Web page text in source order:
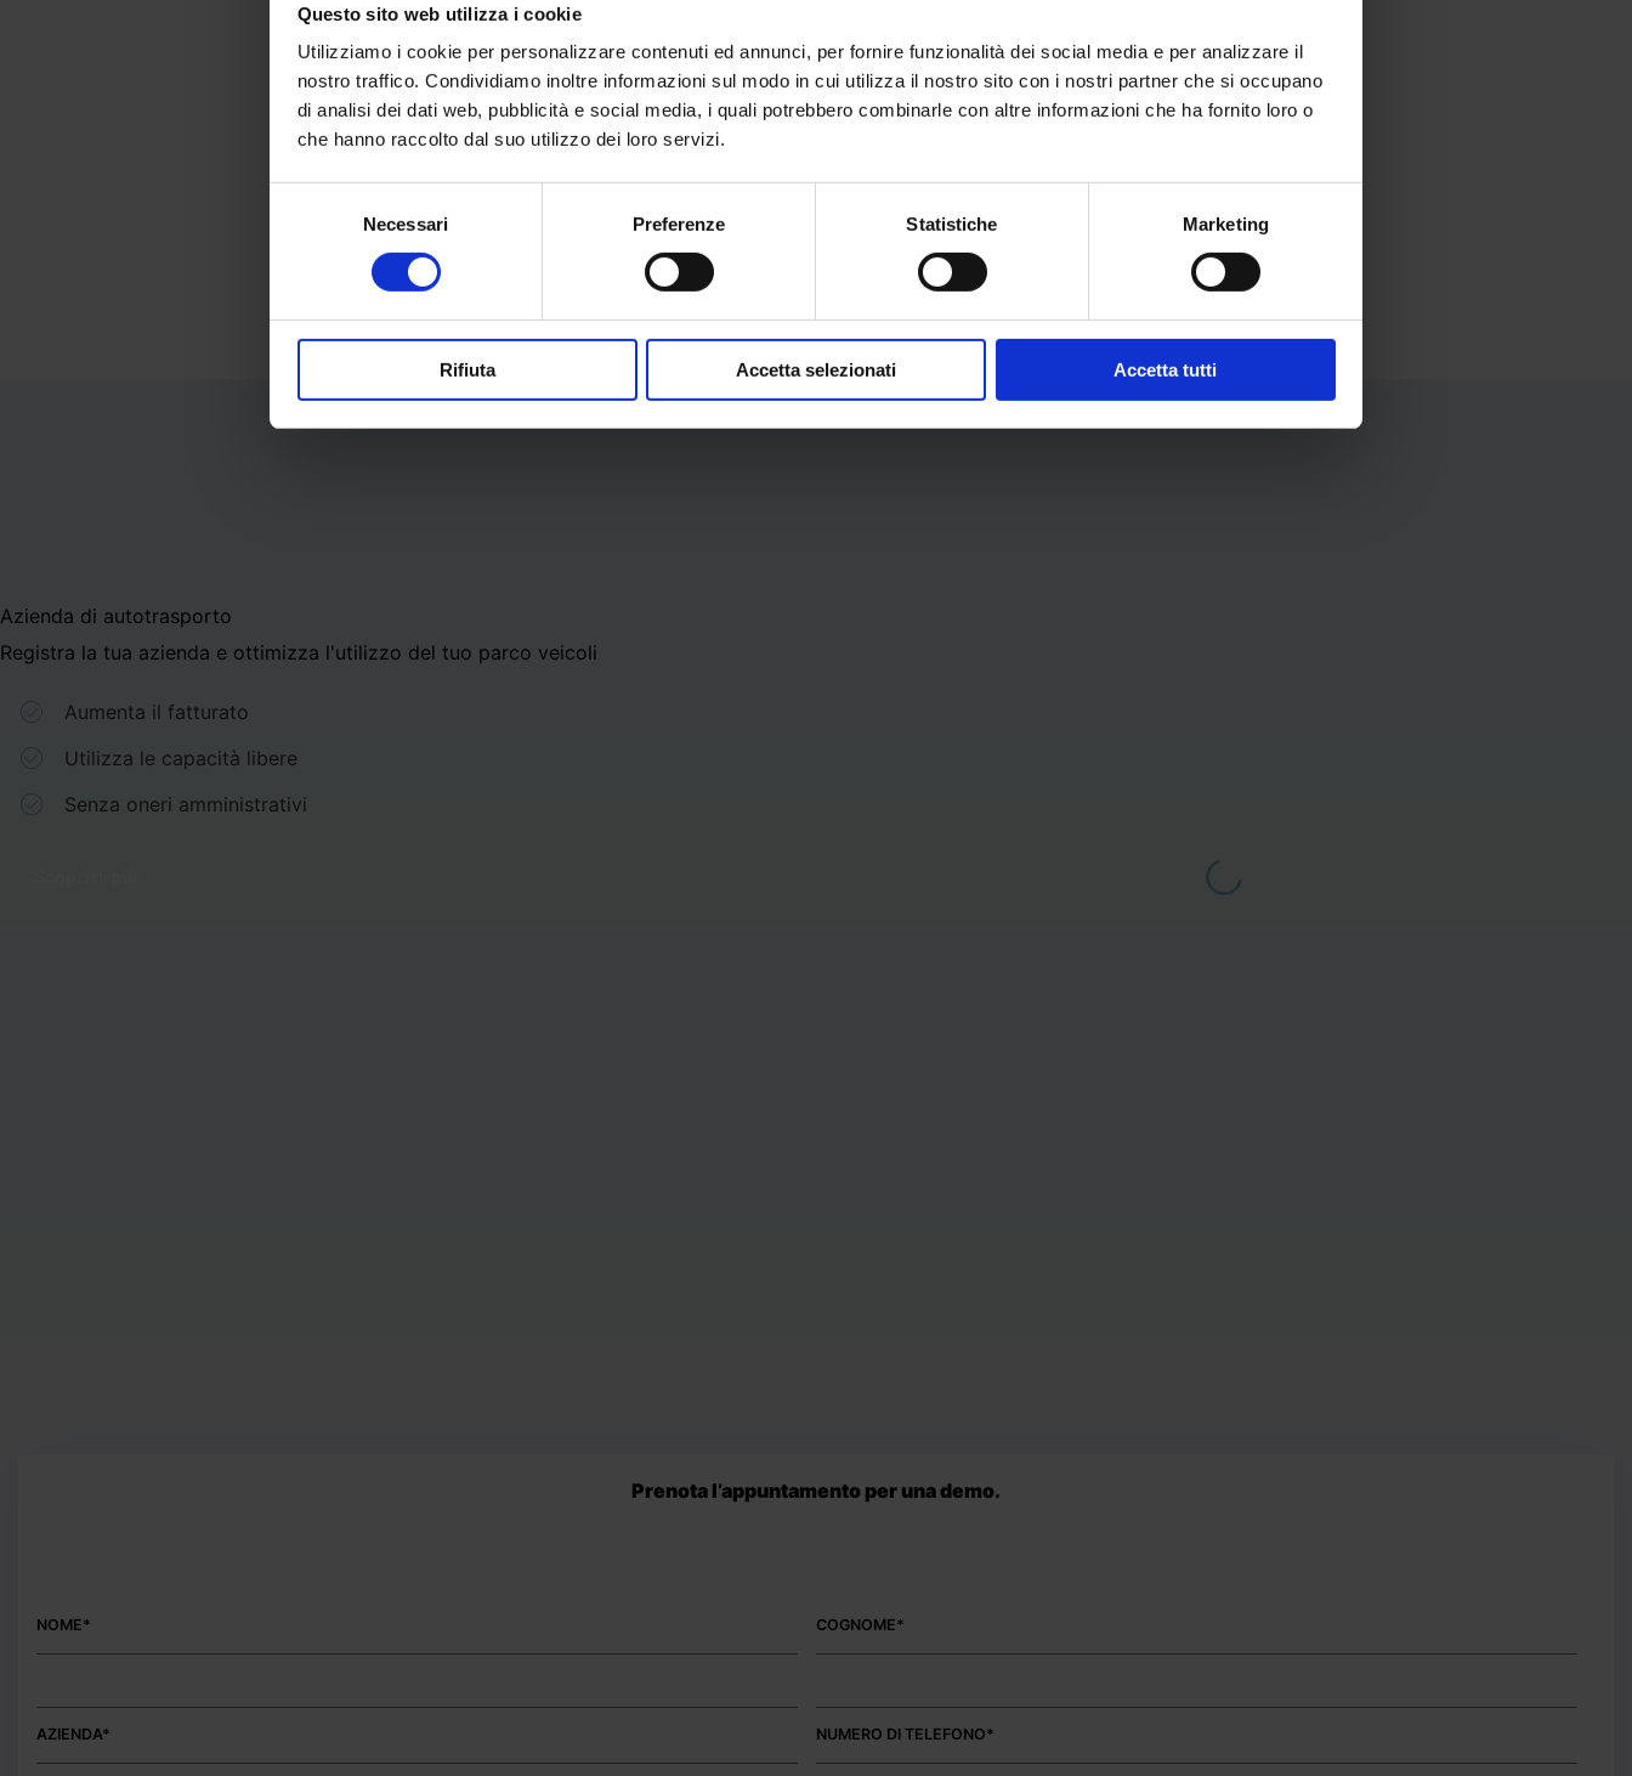
Questo sito web utilizza i cookie
Utilizziamo i cookie per personalizzare contenuti ed annunci, per fornire funzionalità dei social media e per analizzare il
nostro traffico. Condividiamo inoltre informazioni sul modo in cui utilizza il nostro sito con i nostri partner che si occupano
di analisi dei dati web, pubblicità e social media, i quali potrebbero combinarle con altre informazioni che ha fornito loro o
che hanno raccolto dal suo utilizzo dei loro servizi.
Necessari Preferenze Statistiche Marketing
Rifiuta Accetta selezionati Accetta tutti
Azienda di autotrasporto
Registra la tua azienda e ottimizza l'utilizzo del tuo parco veicoli
Aumenta il fatturato
Utilizza le capacità libere
Senza oneri amministrativi
Prenota l’appuntamento per una demo.
NOME* COGNOME*
AZIENDA* NUMERO DI TELEFONO*